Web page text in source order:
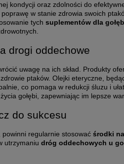
kondycji oraz zdolności do
w stanie zdrowia swoich
tych suplementów dla
drogi oddechowe
uwagę na ich skład. Produkty
ptaków. Olejki eteryczne,
co pomaga w redukcji śluzu i
gołębi, zapewniając im lepsze
do sukcesu
regularnie stosować środki
utrzymaniu dróg oddechowych u